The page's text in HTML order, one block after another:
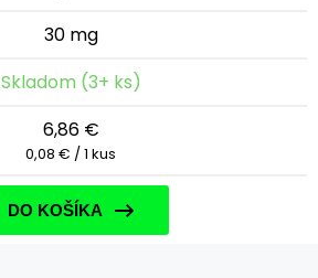
30 mg
Skladom (3+ ks)
6,86 €
0,08 € / 1 kus
DO KOŠÍKA